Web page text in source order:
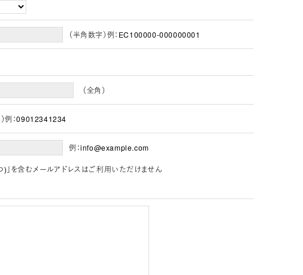
（半角数字）例：EC100000-000000001
（全角）
）例：09012341234
例：info@example.com
)」を含むメールアドレスはご利用いただけません